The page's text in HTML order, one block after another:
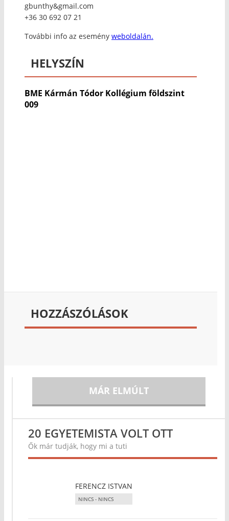
gbunthy&gmail.com
+36 30 692 07 21
További info az esemény weboldalán.
HELYSZÍN
BME Kármán Tódor Kollégium földszint
009
HOZZÁSZÓLÁSOK
MÁR ELMÚLT
20 EGYETEMISTA VOLT OTT
Ők már tudják, hogy mi a tuti
FERENCZ ISTVAN
NINCS - NINCS